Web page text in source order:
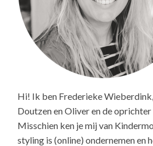
Hi! Ik ben Frederieke
Doutzen en Oliver en de
Misschien ken je mij van
styling is (online) ondernemen en